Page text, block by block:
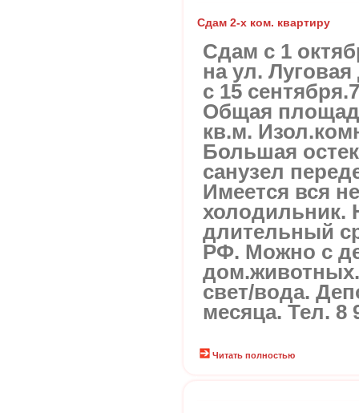
Сдам 2-х ком. квартиру
Сдам с 1
на ул.
с 15
Общая
кв.м.
Большая
санузел
Имеется вся
холодильник.
длительный
РФ. Можно с
дом.животных.
свет/вода.
месяца. Тел. 8
Читать полностью